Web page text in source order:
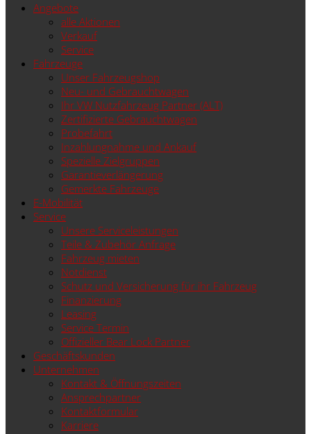
Angebote
alle Aktionen
Verkauf
Service
Fahrzeuge
Unser Fahrzeugshop
Neu- und Gebrauchtwagen
Ihr VW Nutzfahrzeug Partner (ALT)
Zertifizierte Gebrauchtwagen
Probefahrt
Inzahlungnahme und Ankauf
Spezielle Zielgruppen
Garantieverlängerung
Gemerkte Fahrzeuge
E-Mobilität
Service
Unsere Serviceleistungen
Teile & Zubehör Anfrage
Fahrzeug mieten
Notdienst
Schutz und Versicherung für ihr Fahrzeug
Finanzierung
Leasing
Service Termin
Offizieller Bear Lock Partner
Geschäftskunden
Unternehmen
Kontakt & Öffnungszeiten
Ansprechpartner
Kontaktformular
Karriere